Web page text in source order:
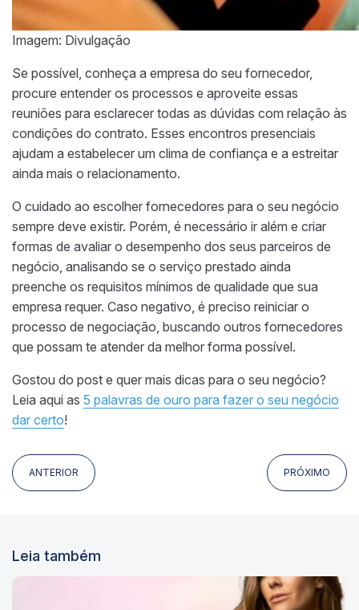
Imagem: Divulgação
Se possível, conheça a empresa do seu fornecedor,
procure entender os processos e aproveite essas
reuniões para esclarecer todas as dúvidas com relação às
condições do contrato. Esses encontros presenciais
ajudam a estabelecer um clima de confiança e a estreitar
ainda mais o relacionamento.
O cuidado ao escolher fornecedores para o seu negócio
sempre deve existir. Porém, é necessário ir além e criar
formas de avaliar o desempenho dos seus parceiros de
negócio, analisando se o serviço prestado ainda
preenche os requisitos mínimos de qualidade que sua
empresa requer. Caso negativo, é preciso reiniciar o
processo de negociação, buscando outros fornecedores
que possam te atender da melhor forma possível.
Gostou do post e quer mais dicas para o seu negócio?
Leia aqui as 5 palavras de ouro para fazer o seu negócio
dar certo!
ANTERIOR PRÓXIMO
Leia também